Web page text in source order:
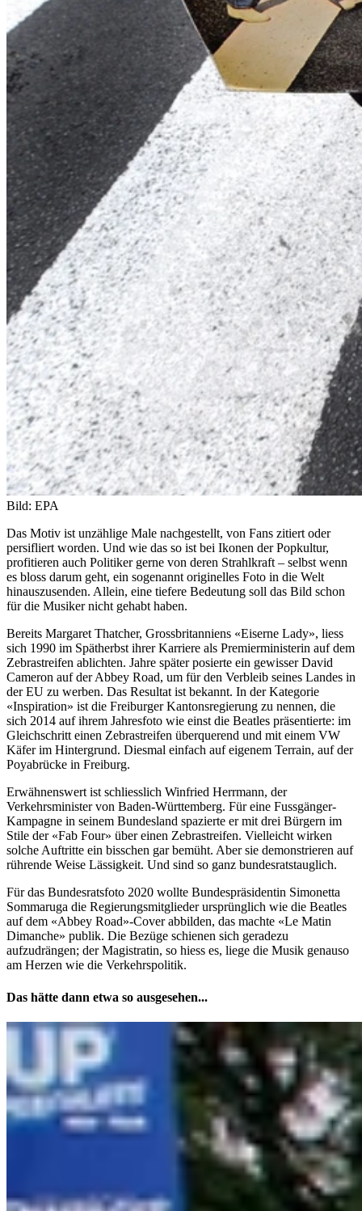
Bild: EPA
Das Motiv ist unzählige Male nachgestellt, von Fans zitiert oder
persifliert worden. Und wie das so ist bei Ikonen der Popkultur,
profitieren auch Politiker gerne von deren Strahlkraft – selbst wenn
es bloss darum geht, ein sogenannt originelles Foto in die Welt
hinauszusenden. Allein, eine tiefere Bedeutung soll das Bild schon
für die Musiker nicht gehabt haben.
Bereits Margaret Thatcher, Grossbritanniens «Eiserne Lady», liess
sich 1990 im Spätherbst ihrer Karriere als Premierministerin auf dem
Zebrastreifen ablichten. Jahre später posierte ein gewisser David
Cameron auf der Abbey Road, um für den Verbleib seines Landes in
der EU zu werben. Das Resultat ist bekannt. In der Kategorie
«Inspiration» ist die Freiburger Kantonsregierung zu nennen, die
sich 2014 auf ihrem Jahresfoto wie einst die Beatles präsentierte: im
Gleichschritt einen Zebrastreifen überquerend und mit einem VW
Käfer im Hintergrund. Diesmal einfach auf eigenem Terrain, auf der
Poyabrücke in Freiburg.
Erwähnenswert ist schliesslich Winfried Herrmann, der
Verkehrsminister von Baden-Württemberg. Für eine Fussgänger-
Kampagne in seinem Bundesland spazierte er mit drei Bürgern im
Stile der «Fab Four» über einen Zebrastreifen. Vielleicht wirken
solche Auftritte ein bisschen gar bemüht. Aber sie demonstrieren auf
rührende Weise Lässigkeit. Und sind so ganz bundesratstauglich.
Für das Bundesratsfoto 2020 wollte Bundespräsidentin Simonetta
Sommaruga die Regierungsmitglieder ursprünglich wie die Beatles
auf dem «Abbey Road»-Cover abbilden, das machte «Le Matin
Dimanche» publik. Die Bezüge schienen sich geradezu
aufzudrängen; der Magistratin, so hiess es, liege die Musik genauso
am Herzen wie die Verkehrspolitik.
Das hätte dann etwa so ausgesehen...